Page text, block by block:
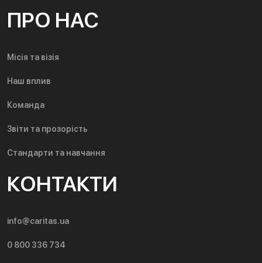
ПРО НАС
Місія та візія
Наш вплив
Команда
Звіти та прозорість
Стандарти та навчання
КОНТАКТИ
info@caritas.ua
0 800 336 734